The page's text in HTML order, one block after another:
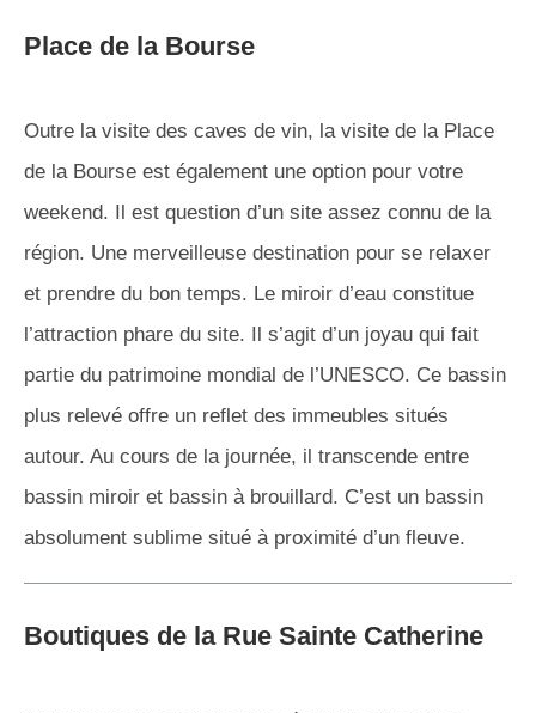
Place de la Bourse
Outre la visite des caves de vin, la visite de la Place
de la Bourse est également une option pour votre
weekend. Il est question d’un site assez connu de la
région. Une merveilleuse destination pour se relaxer
et prendre du bon temps. Le miroir d’eau constitue
l’attraction phare du site. Il s’agit d’un joyau qui fait
partie du patrimoine mondial de l’UNESCO. Ce bassin
plus relevé offre un reflet des immeubles situés
autour. Au cours de la journée, il transcende entre
bassin miroir et bassin à brouillard. C’est un bassin
absolument sublime situé à proximité d’un fleuve.
Boutiques de la Rue Sainte Catherine